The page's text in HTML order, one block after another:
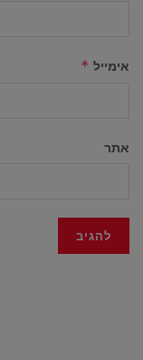
אימייל *
אתר